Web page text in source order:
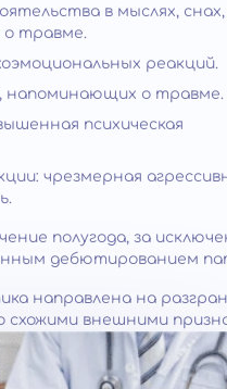
в мыслях, снах,
о травме.
реакций.
напоминающих о травме.
психическая
чрезмерная
полугода, за
дебютированием
направлена на
схожими внешними